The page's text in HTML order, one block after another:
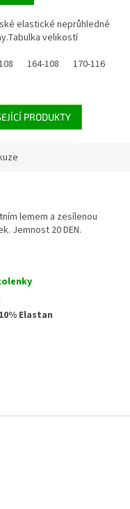
elastické neprůhledné
velikostí
164-108 170-116
PRODUKTY
lemem a zesílenou
Jemnost 20 DEN.
Elastan